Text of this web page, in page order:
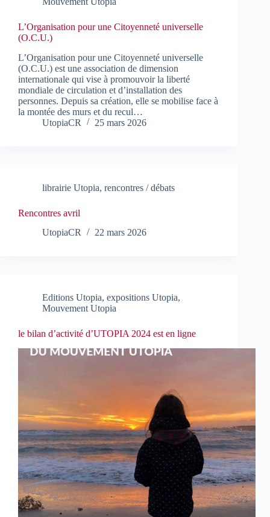
L’Organisation pour une Citoyenneté universelle
(O.C.U.)
L’Organisation pour une Citoyenneté universelle
(O.C.U.) est une association de dimension
internationale qui vise à promouvoir la liberté
mondiale de circulation et d’installation des
personnes. Depuis sa création, elle se mobilise face à
la montée des murs et du recul…
UtopiaCR
25 mars 2026
librairie Utopia, rencontres / débats
Rencontres avril
UtopiaCR
22 mars 2026
Editions Utopia, expositions Utopia,
Mouvement Utopia
le bilan d’activité d’UTOPIA 2024 est en ligne